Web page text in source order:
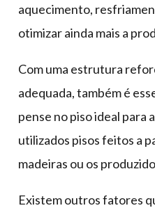
aquecimento,
otimizar ainda mais a
Com uma estrutura
adequada, também é
pense no piso ideal para
utilizados pisos feitos a
madeiras ou os
Existem outros fatores